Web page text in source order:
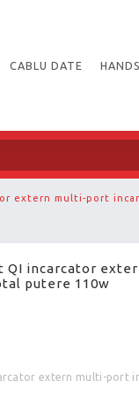
CABLU DATE
extern multi-port
QI incarcator
putere 110w
extern multi-port